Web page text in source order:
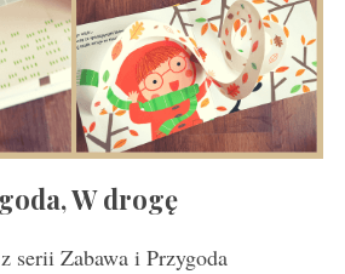
W drogę
serii Zabawa i Przygoda